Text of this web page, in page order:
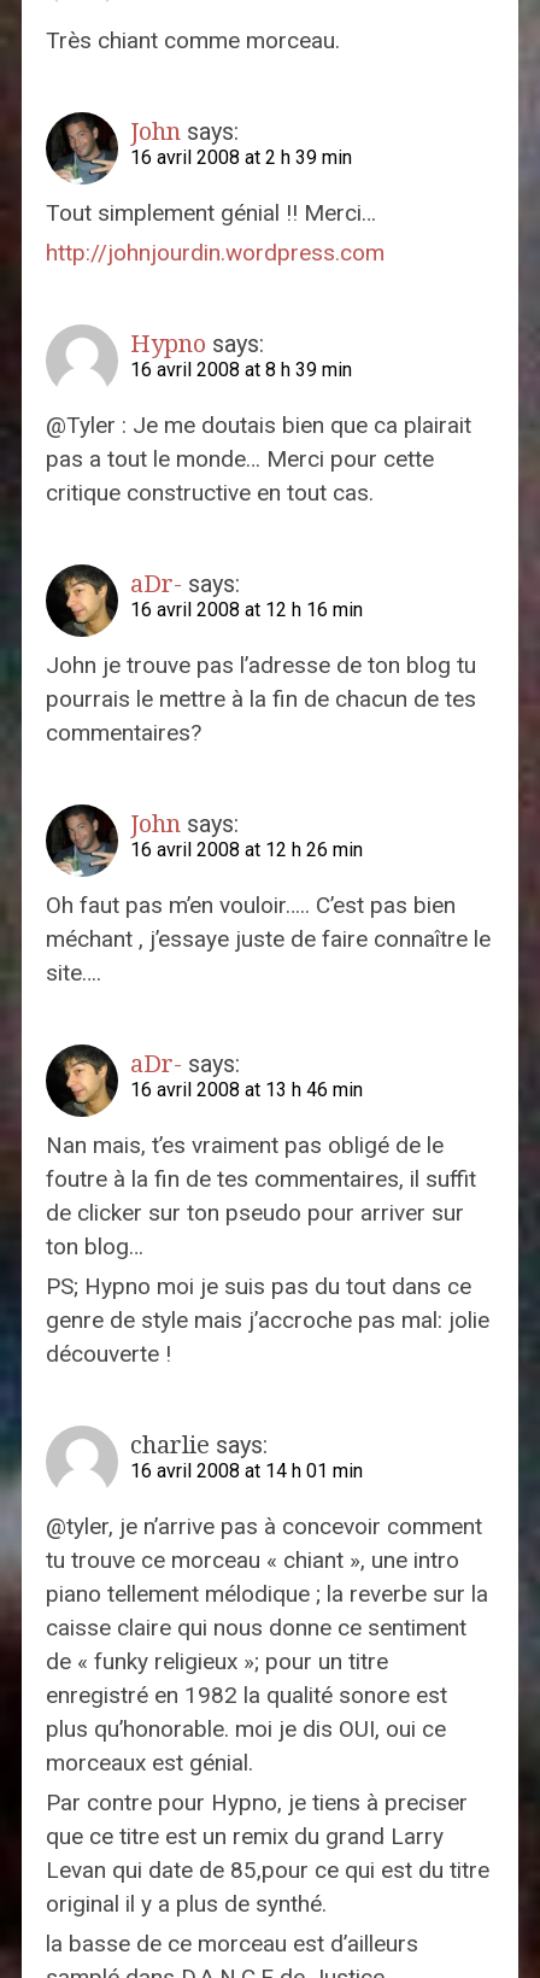
Très chiant comme morceau.
John says:
16 avril 2008 at 2 h 39 min
Tout simplement génial !! Merci…
http://johnjourdin.wordpress.com
Hypno says:
16 avril 2008 at 8 h 39 min
@Tyler : Je me doutais bien que ca plairait
pas a tout le monde… Merci pour cette
critique constructive en tout cas.
aDr- says:
16 avril 2008 at 12 h 16 min
John je trouve pas l’adresse de ton blog tu
pourrais le mettre à la fin de chacun de tes
commentaires?
John says:
16 avril 2008 at 12 h 26 min
Oh faut pas m’en vouloir….. C’est pas bien
méchant , j’essaye juste de faire connaître le
site….
aDr- says:
16 avril 2008 at 13 h 46 min
Nan mais, t’es vraiment pas obligé de le
foutre à la fin de tes commentaires, il suffit
de clicker sur ton pseudo pour arriver sur
ton blog…
PS; Hypno moi je suis pas du tout dans ce
genre de style mais j’accroche pas mal: jolie
découverte !
charlie says:
16 avril 2008 at 14 h 01 min
@tyler, je n’arrive pas à concevoir comment
tu trouve ce morceau « chiant », une intro
piano tellement mélodique ; la reverbe sur la
caisse claire qui nous donne ce sentiment
de « funky religieux »; pour un titre
enregistré en 1982 la qualité sonore est
plus qu’honorable. moi je dis OUI, oui ce
morceaux est génial.
Par contre pour Hypno, je tiens à preciser
que ce titre est un remix du grand Larry
Levan qui date de 85,pour ce qui est du titre
original il y a plus de synthé.
la basse de ce morceau est d’ailleurs